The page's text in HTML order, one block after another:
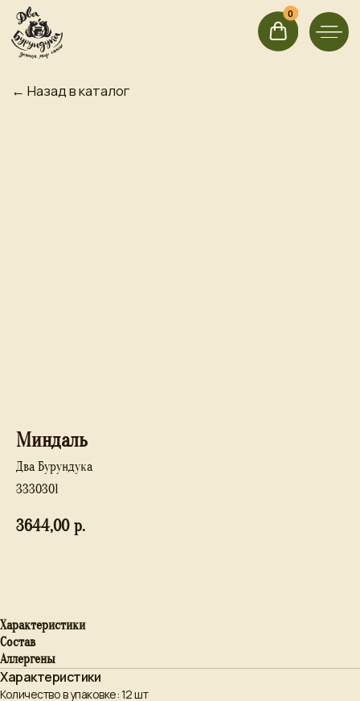
Миндаль
Два Бурундука
3330301
3644,00 р.
Характеристики
Состав
Аллергены
Характеристики
Количество в упаковке: 12 шт